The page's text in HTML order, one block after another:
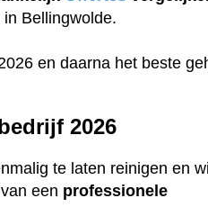
Bellingwolde.
en daarna het beste
2026
te laten reinigen en
van een professionele